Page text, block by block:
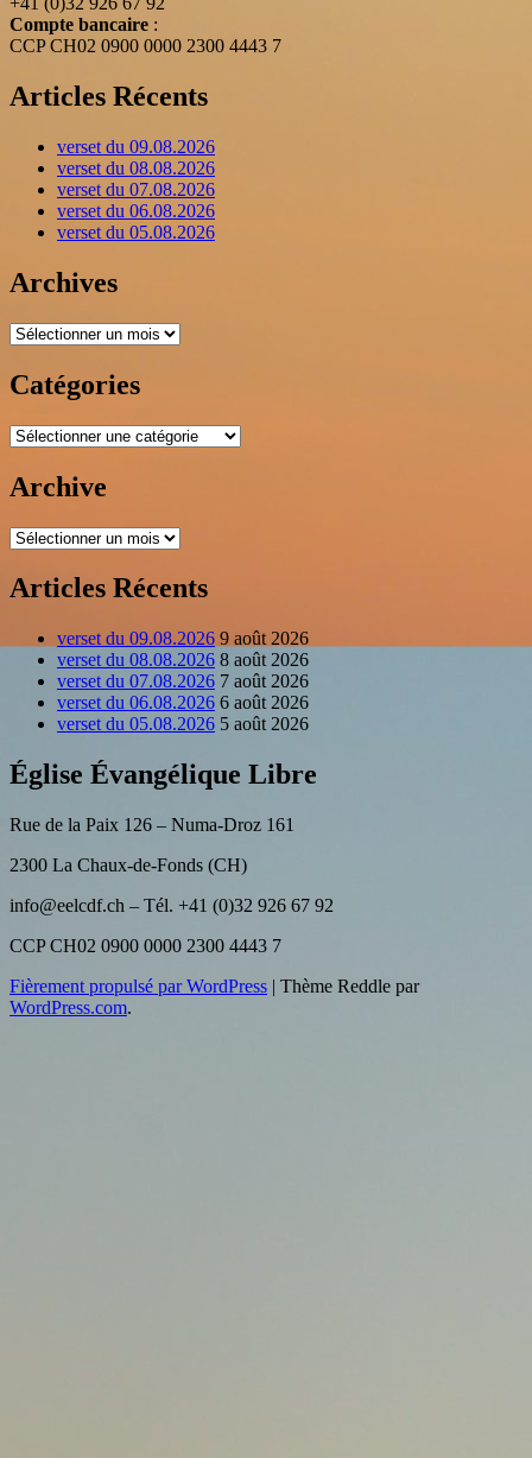
Compte bancaire :
CCP CH02 0900 0000 2300 4443 7
Articles Récents
verset du 09.08.2026
verset du 08.08.2026
verset du 07.08.2026
verset du 06.08.2026
verset du 05.08.2026
Archives
Archives
Catégories
Catégories
Archive
Archive
Articles Récents
verset du 09.08.2026 9 août 2026
verset du 08.08.2026 8 août 2026
verset du 07.08.2026 7 août 2026
verset du 06.08.2026 6 août 2026
verset du 05.08.2026 5 août 2026
Église Évangélique Libre
Rue de la Paix 126 – Numa-Droz 161
2300 La Chaux-de-Fonds (CH)
info@eelcdf.ch – Tél. +41 (0)32 926 67 92
CCP CH02 0900 0000 2300 4443 7
Fièrement propulsé par WordPress | Thème Reddle par
WordPress.com.